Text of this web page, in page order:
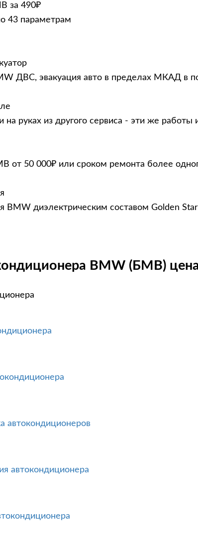
за 490₽
43 параметрам
ДВС, эвакуация авто в пределах МКАД в
на руках из другого сервиса - эти же работы
от 50 000₽ или сроком ремонта более
BMW диэлектрическим составом Golden
BMW (БМВ)
автокондиционеров
автокондиционера